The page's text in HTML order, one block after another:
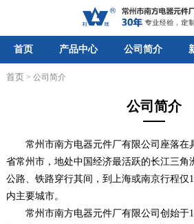
首页 产品中心 公司简介
首页> 公司简介
公司简介
常州市南方电器元件厂有限公司座落在
省常州市，地处中国经济最活跃的长江三角
公路、铁路穿行其间，到上海或南京行程仅
内主要城市。
常州市南方电器元件厂有限公司创始于